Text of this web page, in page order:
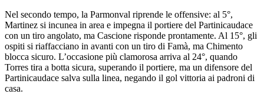
Nel secondo tempo, la Parmonval riprende le offensive: al 5°,
Martinez si incunea in area e impegna il portiere del Partinicaudace
con un tiro angolato, ma Cascione risponde prontamente. Al 15°, gli
ospiti si riaffacciano in avanti con un tiro di Famà, ma Chimento
blocca sicuro. L’occasione più clamorosa arriva al 24°, quando
Torres tira a botta sicura, superando il portiere, ma un difensore del
Partinicaudace salva sulla linea, negando il gol vittoria ai padroni di
casa.